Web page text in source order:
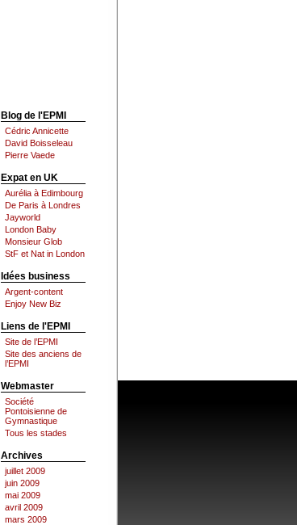
Blog de l'EPMI
Cédric Annicette
David Boisseleau
Pierre Vaede
Expat en UK
Aurélia à Edimbourg
De Paris à Londres
Jayworld
London Baby
Monsieur Glob
StF et Nat in London
Idées business
Argent-content
Enjoy New Biz
Liens de l'EPMI
Site de l’EPMI
Site des anciens de
l’EPMI
Webmaster
Société
Pontoisienne de
Gymnastique
Tous les stades
Archives
juillet 2009
juin 2009
mai 2009
avril 2009
mars 2009